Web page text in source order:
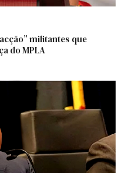
militantes que
do MPLA